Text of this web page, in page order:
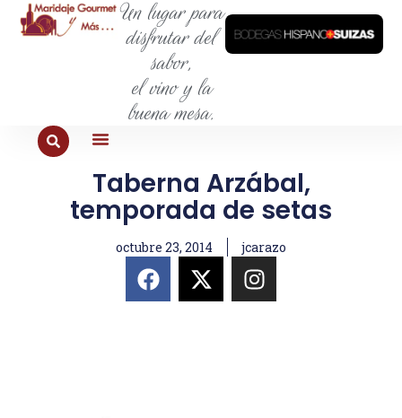
Un lugar para
disfrutar del
sabor,
el vino y la
buena mesa.
Taberna Arzábal,
temporada de setas
octubre 23, 2014 jcarazo